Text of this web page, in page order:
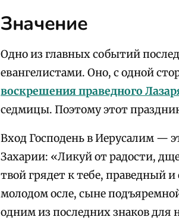
Значение
Одно из главных событий
евангелистами. Оно, с одной
воскрешения праведного
седмицы. Поэтому этот
Вход Господень в Иерусалим —
Захарии: «Ликуй от радости,
твой грядет к тебе, праведный
молодом осле, сыне
одним из последних знаков для